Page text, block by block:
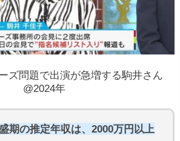
ズ問題で出演が急増する駒井さん
@2024年
期の推定年収は、2000万円以上